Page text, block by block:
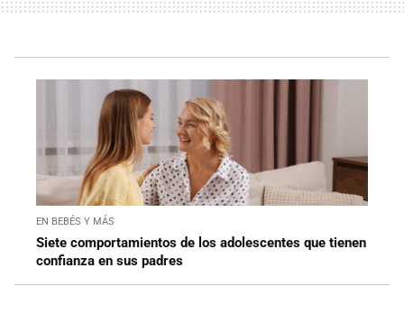
EN BEBÉS Y MÁS
Siete comportamientos de los adolescentes que tienen
confianza en sus padres